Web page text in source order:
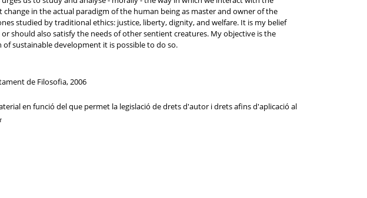
in the actual paradigm of the human being as master and owner of the
studied by traditional ethics: justice, liberty, dignity, and welfare. It is my belief
should also satisfy the needs of other sentient creatures. My objective is the
sustainable development it is possible to do so.
de Filosofia, 2006
en funció del que permet la legislació de drets d'autor i drets afins d'aplicació al